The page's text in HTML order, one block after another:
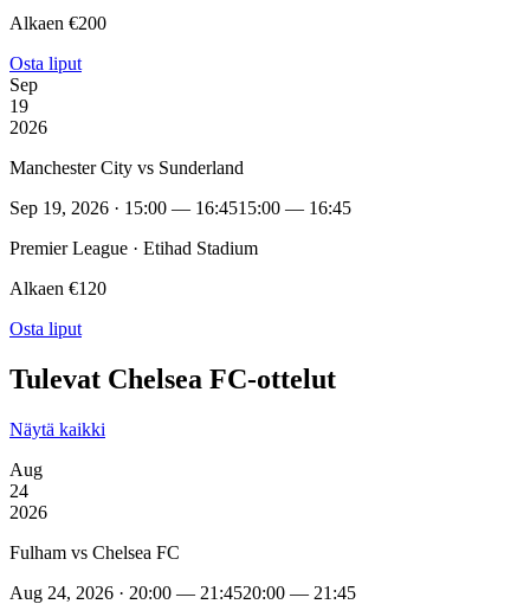
Alkaen €200
Osta liput
Sep
19
2026
Manchester City vs Sunderland
Sep 19, 2026 · 15:00 — 16:4515:00 — 16:45
Premier League · Etihad Stadium
Alkaen €120
Osta liput
Tulevat Chelsea FC-ottelut
Näytä kaikki
Aug
24
2026
Fulham vs Chelsea FC
Aug 24, 2026 · 20:00 — 21:4520:00 — 21:45